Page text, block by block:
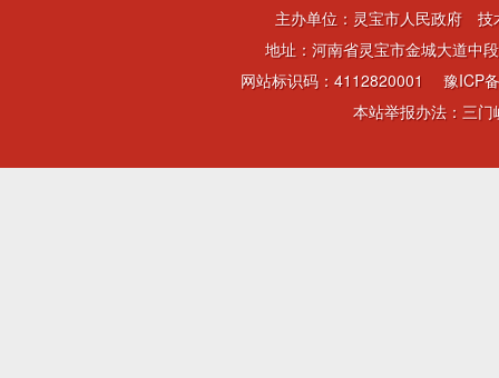
主办单位：灵宝市人民政府 技
地址：河南省灵宝市金城大道
网站标识码：4112820001 豫ICP
本站举报办法：三